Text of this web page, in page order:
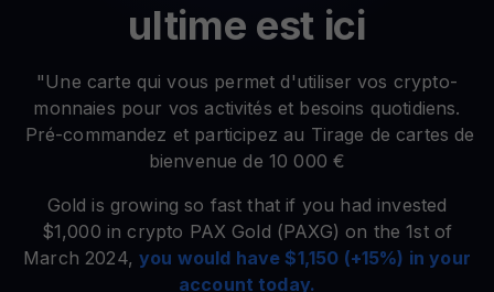
ultime est ici
"Une carte qui vous permet d'utiliser vos crypto-
monnaies pour vos activités et besoins quotidiens.
Pré-commandez et participez au Tirage de cartes de
bienvenue de 10 000 €
Gold is growing so fast that if you had invested
$1,000 in crypto PAX Gold (PAXG) on the 1st of
March 2024,you would have $1,150 (+15%) in your
account today.